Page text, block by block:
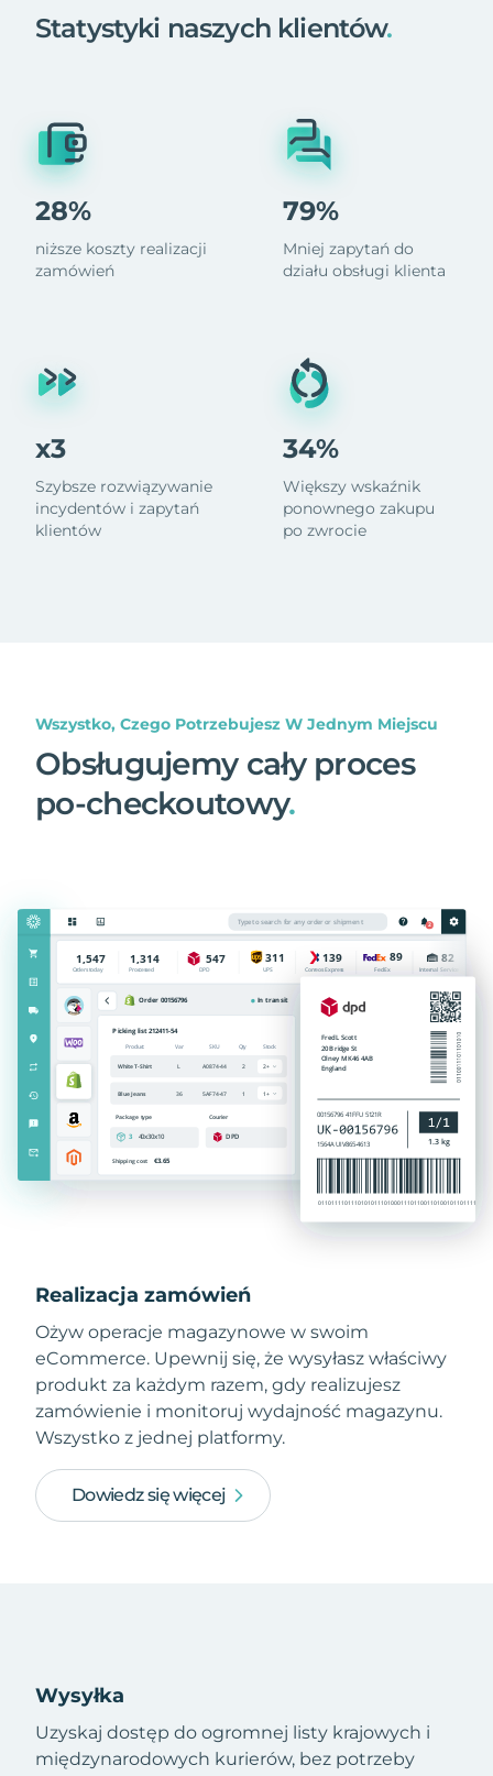
Statystyki naszych klientów.
28%
niższe koszty realizacji
zamówień
x3
Szybsze rozwiązywanie
incydentów i zapytań
klientów
79%
Mniej zapytań do
działu obsługi klienta
34%
Większy wskaźnik
ponownego zakupu
po zwrocie
Wszystko, Czego Potrzebujesz W Jednym Miejscu
Obsługujemy cały proces
po-checkoutowy.
Realizacja zamówień
Ożyw operacje magazynowe w swoim
eCommerce. Upewnij się, że wysyłasz właściwy
produkt za każdym razem, gdy realizujesz
zamówienie i monitoruj wydajność magazynu.
Wszystko z jednej platformy.
Dowiedz się więcej
Wysyłka
Uzyskaj dostęp do ogromnej listy krajowych i
międzynarodowych kurierów, bez potrzeby